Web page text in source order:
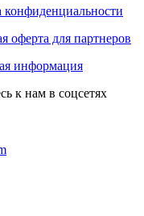
оферта для партнеров
информация
к нам в соцсетях